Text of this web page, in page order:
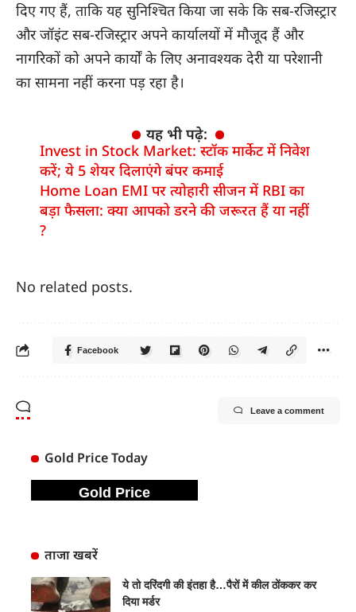
दिए गए हैं, ताकि यह सुनिश्चित किया जा सके कि सब-रजिस्ट्रार
और जॉइंट सब-रजिस्ट्रार अपने कार्यालयों में मौजूद हैं और
नागरिकों को अपने कार्यों के लिए अनावश्यक देरी या परेशानी
का सामना नहीं करना पड़ रहा है।
यह भी पढ़े:
Invest in Stock Market: स्टॉक मार्केट में निवेश
करें; ये 5 शेयर दिलाएंगे बंपर कमाई
Home Loan EMI पर त्योहारी सीजन में RBI का
बड़ा फैसला: क्या आपको डरने की जरूरत हैं या नहीं
?
No related posts.
Facebook
Leave a comment
Gold Price Today
Gold Price
ताजा खबरें
ये तो दरिंदगी की इंतहा है…पैरों में कील ठोंककर कर
दिया मर्डर